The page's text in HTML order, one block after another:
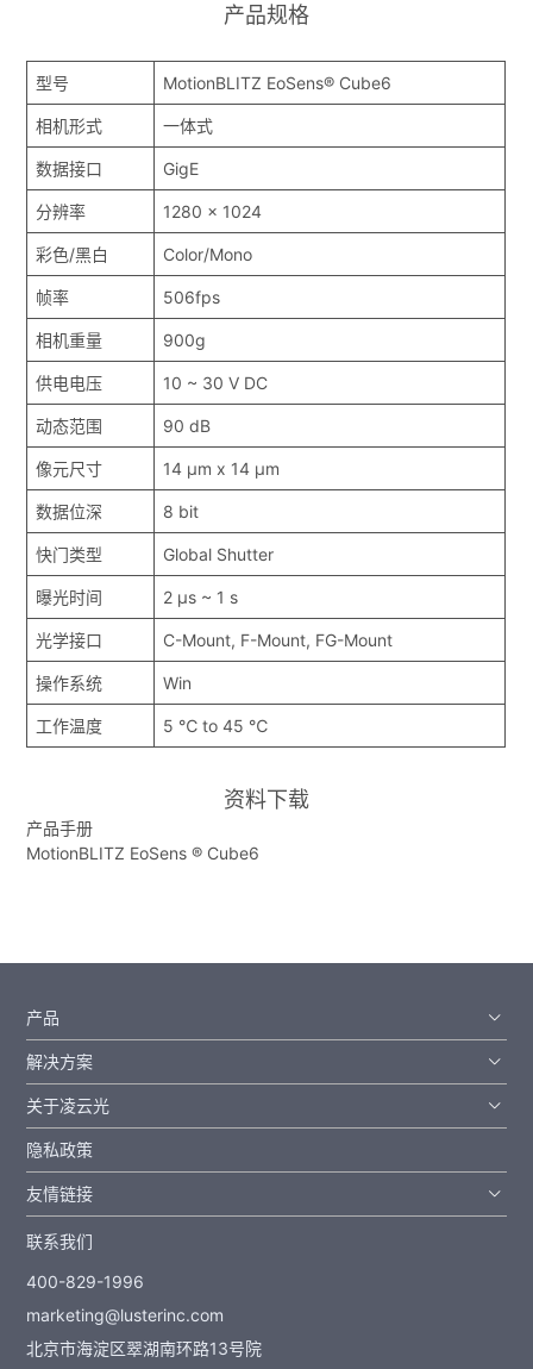
产品规格
型号 MotionBLITZ EoSens® Cube6
相机形式 一体式
数据接口 GigE
分辨率 1280 x 1024
彩色/黑白 Color/Mono
帧率 506fps
相机重量 900g
供电电压 10 ~ 30 V DC
动态范围 90 dB
像元尺寸 14 μm x 14 μm
数据位深 8 bit
快门类型 Global Shutter
曝光时间 2 μs ~ 1 s
光学接口 C-Mount, F-Mount, FG-Mount
操作系统 Win
工作温度 5 ℃ to 45 ℃
资料下载
产品手册
MotionBLITZ EoSens ® Cube6
产品
解决方案
关于凌云光
隐私政策
友情链接
联系我们
400-829-1996
marketing@lusterinc.com
北京市海淀区翠湖南环路13号院